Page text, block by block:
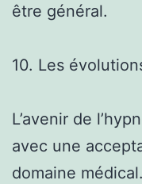
être général.
10. Les
L’avenir de
avec une
domaine